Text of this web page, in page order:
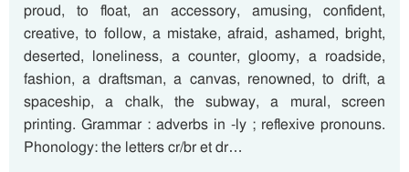
proud, to float, an accessory, amusing, confident,
creative, to follow, a mistake, afraid, ashamed, bright,
deserted, loneliness, a counter, gloomy, a roadside,
fashion, a draftsman, a canvas, renowned, to drift, a
spaceship, a chalk, the subway, a mural, screen
printing. Grammar : adverbs in -ly ; reflexive pronouns.
Phonology: the letters cr/br et dr…